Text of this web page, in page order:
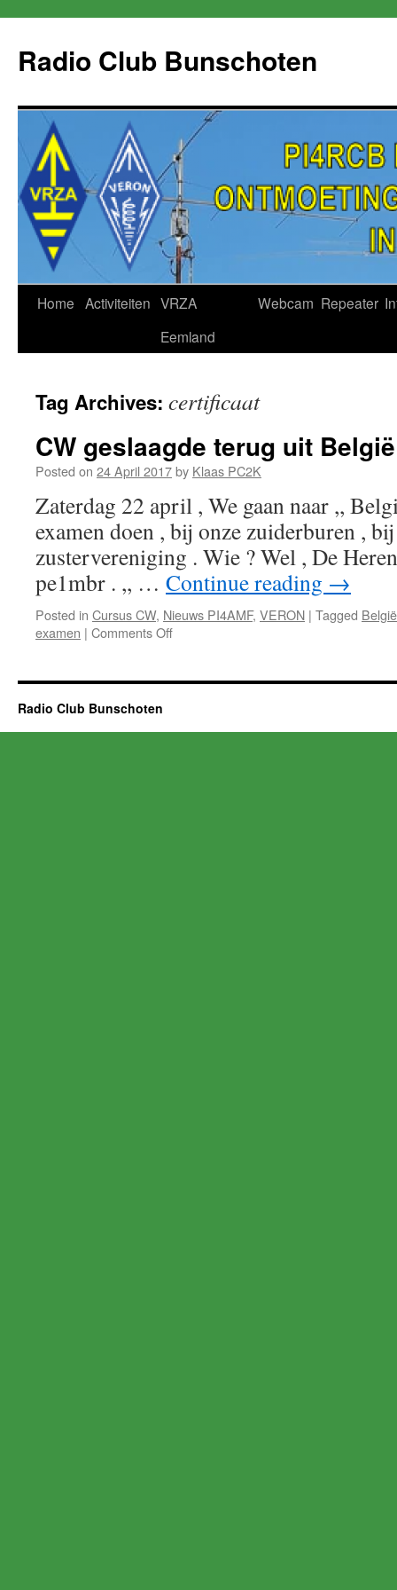
content
Radio Club Bunschoten
Home Activiteiten VRZA
Eemland
Webcam Repeater
Tag Archives: certificaat
CW geslaagde terug uit België
Posted on 24 April 2017by Klaas PC2K
Zaterdag 22 april , We gaan naar ,,
examen doen , bij onze zuiderburen ,
zustervereniging . Wie ? Wel , De
pe1mbr . ,, … Continue reading →
Posted in Cursus CW, Nieuws PI4AMF, VERON | Tagged België
examen | Comments Offon
terug
Radio Club Bunschoten